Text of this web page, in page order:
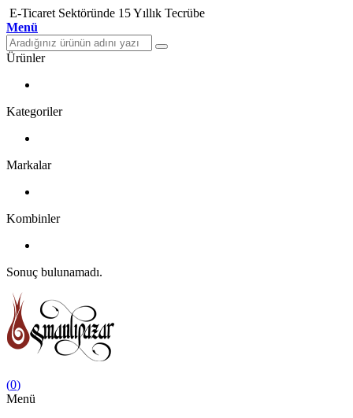
E-Ticaret Sektöründe 15 Yıllık Tecrübe
Menü
Ürünler
Kategoriler
Markalar
Kombinler
Sonuç bulunamadı.
(0)
Menü